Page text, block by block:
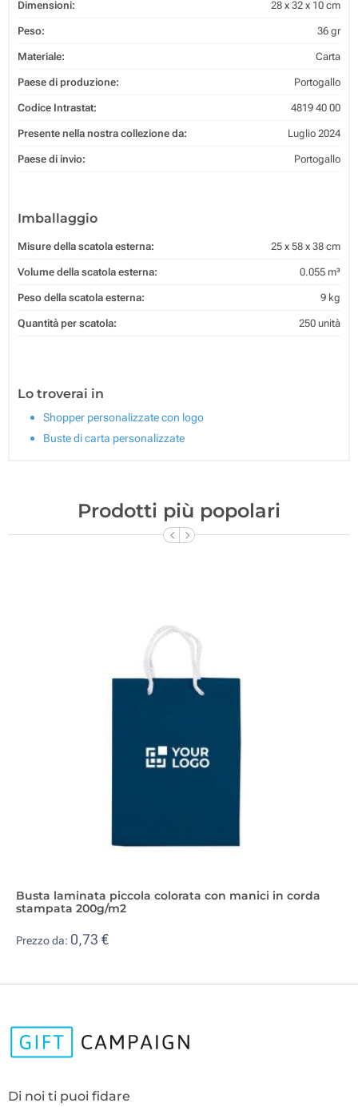
Dimensioni: 28 x 32 x 10 cm
Peso: 36 gr
Materiale: Carta
Paese di produzione: Portogallo
Codice Intrastat: 4819 40 00
Presente nella nostra collezione da: Luglio 2024
Paese di invio: Portogallo
Imballaggio
Misure della scatola esterna: 25 x 58 x 38 cm
Volume della scatola esterna: 0.055 m³
Peso della scatola esterna: 9 kg
Quantità per scatola: 250 unità
Lo troverai in
Shopper personalizzate con logo
Buste di carta personalizzate
Prodotti più popolari
Busta laminata piccola colorata con manici in corda
stampata 200g/m2
Prezzo da: 0,73 €
Di noi ti puoi fidare